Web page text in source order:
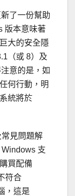
了一份幫助
版本意味著
大的安全隱
（或 8）及
意的是，如
何行動，明
統將於
見問題解
支
買配備
符合
，這是